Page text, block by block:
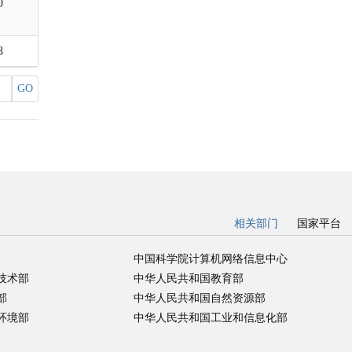
GO
相关部门
国家平台
中国科学院计算机网络信息中心
术部
中华人民共和国教育部
中华人民共和国自然资源部
境部
中华人民共和国工业和信息化部